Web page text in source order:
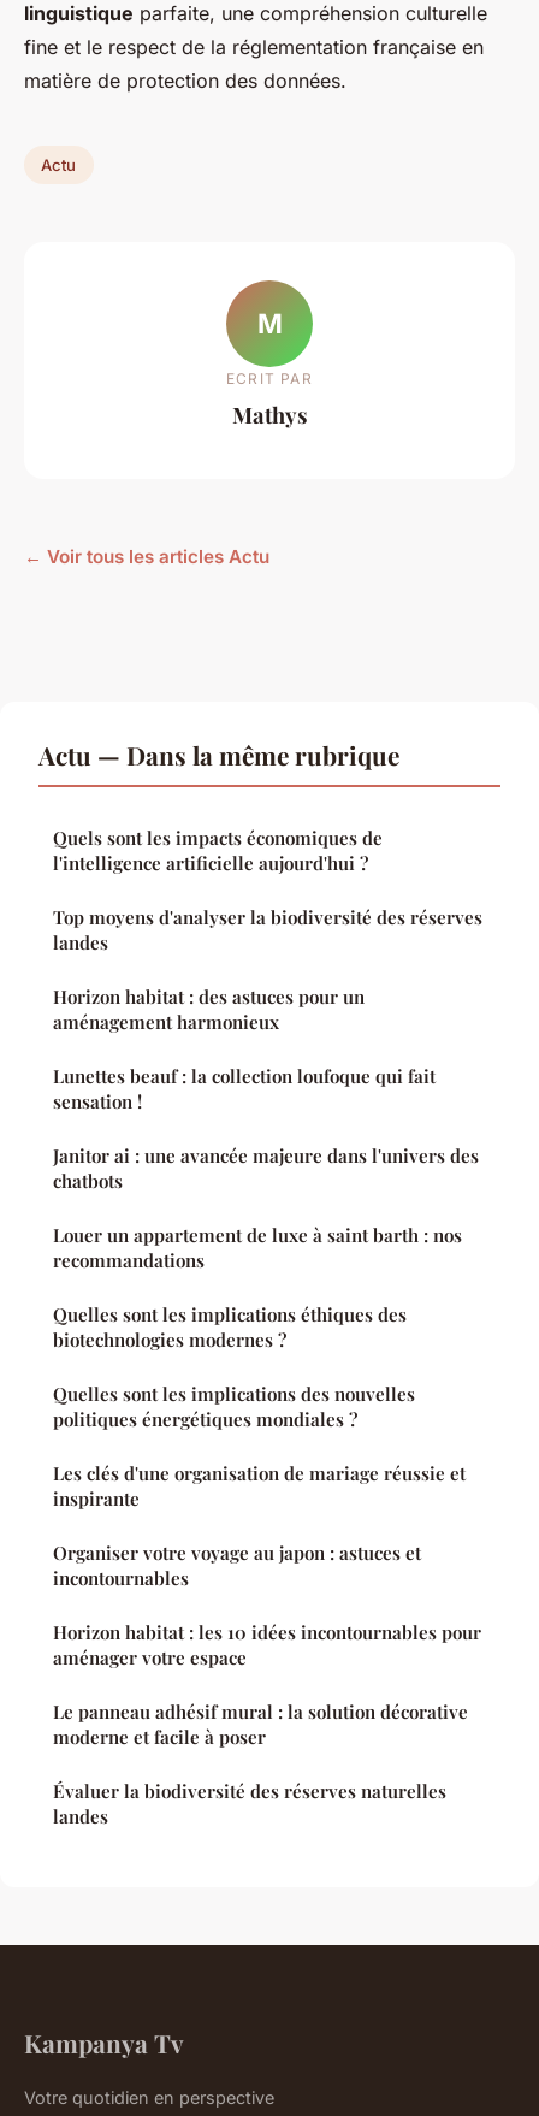
linguistique parfaite, une compréhension culturelle
fine et le respect de la réglementation française en
matière de protection des données.
Actu
M
ECRIT PAR
Mathys
← Voir tous les articles Actu
Actu — Dans la même rubrique
Quels sont les impacts économiques de
l'intelligence artificielle aujourd'hui ?
Top moyens d'analyser la biodiversité des réserves
landes
Horizon habitat : des astuces pour un
aménagement harmonieux
Lunettes beauf : la collection loufoque qui fait
sensation !
Janitor ai : une avancée majeure dans l'univers des
chatbots
Louer un appartement de luxe à saint barth : nos
recommandations
Quelles sont les implications éthiques des
biotechnologies modernes ?
Quelles sont les implications des nouvelles
politiques énergétiques mondiales ?
Les clés d'une organisation de mariage réussie et
inspirante
Organiser votre voyage au japon : astuces et
incontournables
Horizon habitat : les 10 idées incontournables pour
aménager votre espace
Le panneau adhésif mural : la solution décorative
moderne et facile à poser
Évaluer la biodiversité des réserves naturelles
landes
Kampanya Tv
Votre quotidien en perspective